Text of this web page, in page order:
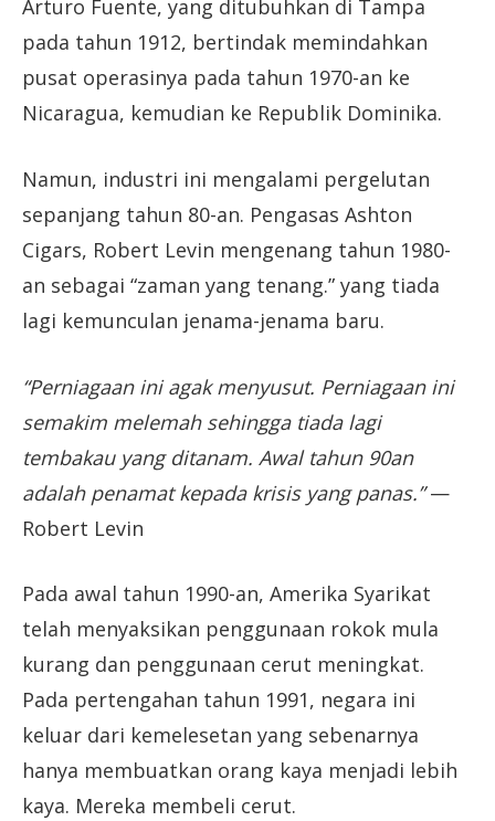
Arturo Fuente, yang ditubuhkan di Tampa
pada tahun 1912, bertindak memindahkan
pusat operasinya pada tahun 1970-an ke
Nicaragua, kemudian ke Republik Dominika.
Namun, industri ini mengalami pergelutan
sepanjang tahun 80-an. Pengasas Ashton
Cigars, Robert Levin mengenang tahun 1980-
an sebagai “zaman yang tenang.” yang tiada
lagi kemunculan jenama-jenama baru.
“Perniagaan ini agak menyusut. Perniagaan ini
semakim melemah sehingga tiada lagi
tembakau yang ditanam. Awal tahun 90an
adalah penamat kepada krisis yang panas.”—
Robert Levin
Pada awal tahun 1990-an, Amerika Syarikat
telah menyaksikan penggunaan rokok mula
kurang dan penggunaan cerut meningkat.
Pada pertengahan tahun 1991, negara ini
keluar dari kemelesetan yang sebenarnya
hanya membuatkan orang kaya menjadi lebih
kaya. Mereka membeli cerut.